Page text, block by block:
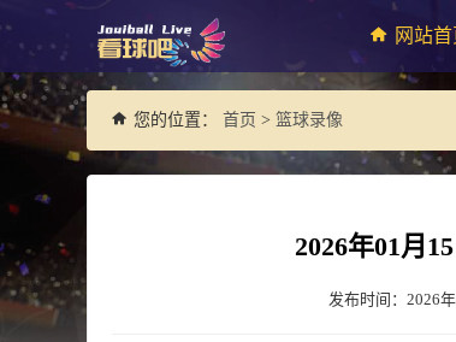
网站首
您的位置： 首页 > 篮球录像
2026年01月
发布时间：2026